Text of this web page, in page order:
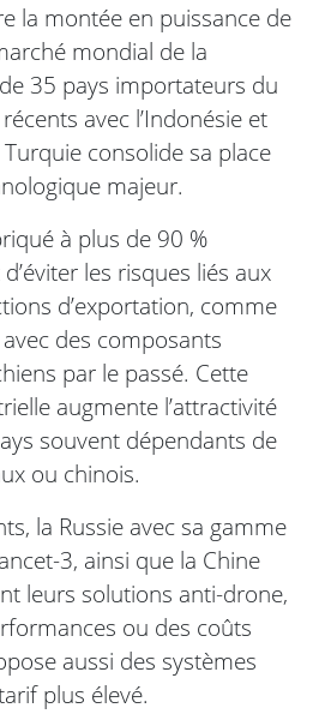
la montée en puissance de
mondial de la
35 pays importateurs du
avec l’Indonésie et
Turquie consolide sa place
majeur.
à plus de 90 %
les risques liés aux
d’exportation, comme
des composants
par le passé. Cette
augmente l’attractivité
souvent dépendants de
ou chinois.
la Russie avec sa gamme
3, ainsi que la Chine
leurs solutions anti-drone,
ou des coûts
aussi des systèmes
plus élevé.